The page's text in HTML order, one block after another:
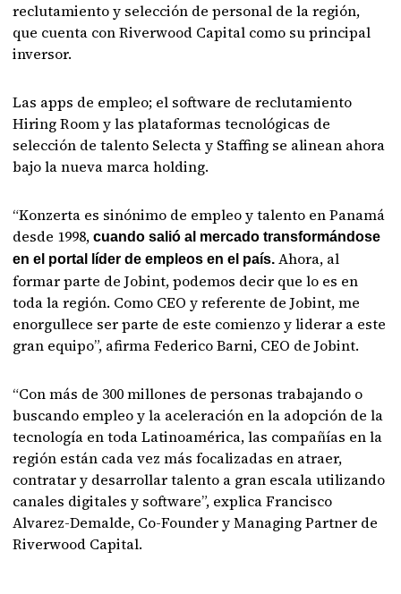
reclutamiento y selección de personal de la región,
que cuenta con Riverwood Capital como su principal
inversor.
Las apps de empleo; el software de reclutamiento
Hiring Room y las plataformas tecnológicas de
selección de talento Selecta y Staffing se alinean ahora
bajo la nueva marca holding.
“Konzerta es sinónimo de empleo y talento en Panamá
desde 1998, cuando salió al mercado transformándose
en el portal líder de empleos en el país. Ahora, al
formar parte de Jobint, podemos decir que lo es en
toda la región. Como CEO y referente de Jobint, me
enorgullece ser parte de este comienzo y liderar a este
gran equipo”, afirma Federico Barni, CEO de Jobint.
“Con más de 300 millones de personas trabajando o
buscando empleo y la aceleración en la adopción de la
tecnología en toda Latinoamérica, las compañías en la
región están cada vez más focalizadas en atraer,
contratar y desarrollar talento a gran escala utilizando
canales digitales y software”, explica Francisco
Alvarez-Demalde, Co-Founder y Managing Partner de
Riverwood Capital.